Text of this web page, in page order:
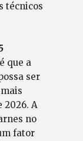
técnicos
que a
ser
A
no
fator